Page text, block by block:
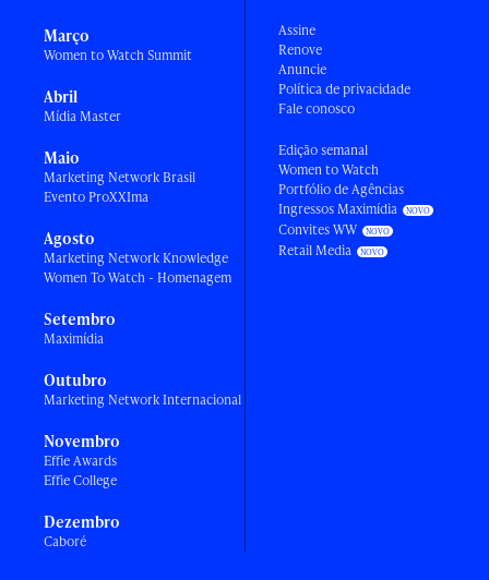
Março
Women to Watch Summit
Abril
Mídia Master
Maio
Marketing Network Brasil
Evento ProXXIma
Agosto
Marketing Network Knowledge
Women To Watch - Homenagem
Setembro
Maximídia
Outubro
Marketing Network Internacional
Novembro
Effie Awards
Effie College
Dezembro
Caboré
Assine
Renove
Anuncie
Política de privacidade
Fale conosco
Edição semanal
Women to Watch
Portfólio de Agências
Ingressos Maximídia
Convites WW
Retail Media